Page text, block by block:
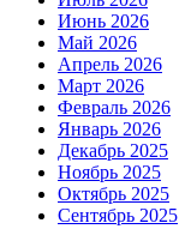
Июнь 2026
Май 2026
Апрель 2026
Март 2026
Февраль 2026
Январь 2026
Декабрь 2025
Ноябрь 2025
Октябрь 2025
Сентябрь 2025